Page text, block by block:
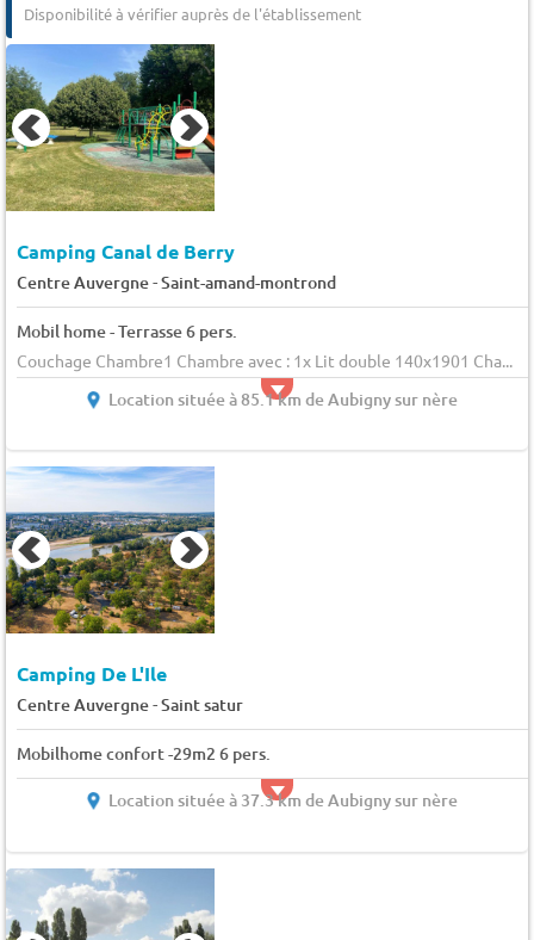
Disponibilité à vérifier auprès de l'établissement
Camping Canal de Berry
Centre Auvergne-Saint-amand-montrond
Mobil home - Terrasse 6 pers.
Couchage Chambre1 Chambre avec : 1x Lit double 140x1901 Cha...
Location située à 85.1 km de Aubigny sur nère
Camping De L'Ile
Centre Auvergne-Saint satur
Mobilhome confort -29m2 6 pers.
Location située à 37.3 km de Aubigny sur nère